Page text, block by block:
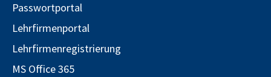
Passwortportal
Lehrfirmenportal
Lehrfirmenregistrierung
MS Office 365